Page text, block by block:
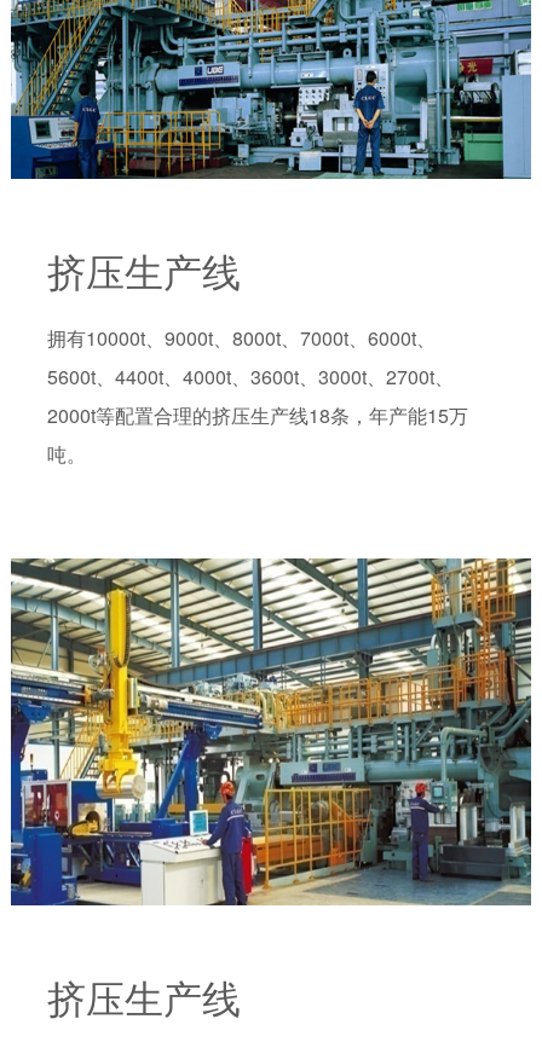
挤压生产线
拥有10000t、9000t、8000t、7000t、6000t、
5600t、4400t、4000t、3600t、3000t、2700t、
2000t等配置合理的挤压生产线18条，年产能15万
吨。
挤压生产线